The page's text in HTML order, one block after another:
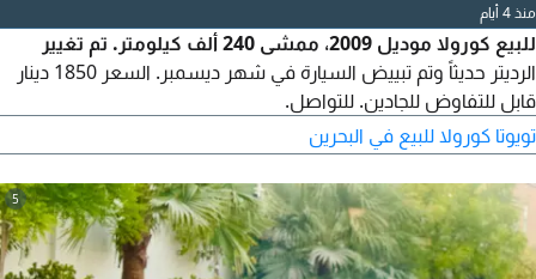
منذ 4 أيام
للبيع كورولا موديل 2009، ممشى 240 ألف كيلومتر. تم تغيير
الرديتر حديثاً وتم تبييض السيارة في شهر ديسمبر. السعر 1850 دينار
قابل للتفاوض للجادين. للتواصل.
تويوتا كورولا للبيع في البحرين
5